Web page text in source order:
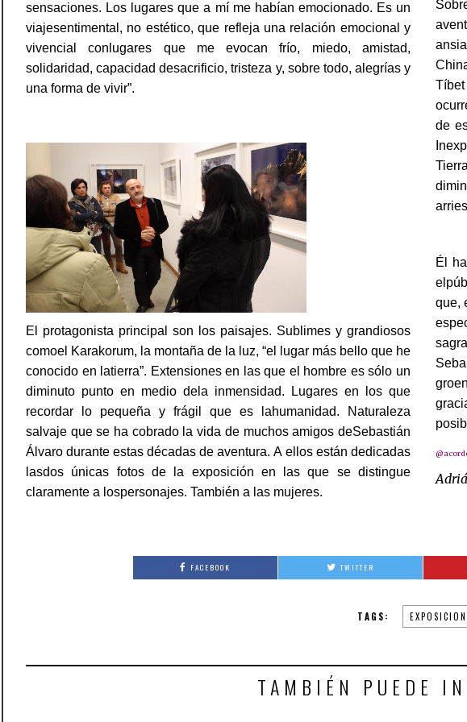
sensaciones. Los lugares que a mí me habían emocionado. Es un
viajesentimental, no estético, que refleja una relación emocional y
vivencial conlugares que me evocan frío, miedo, amistad,
solidaridad, capacidad desacrificio, tristeza y, sobre todo, alegrías y
una forma de vivir”.
El protagonista principal son los paisajes. Sublimes y grandiosos
comoel Karakorum, la montaña de la luz, “el lugar más bello que he
conocido en latierra”. Extensiones en las que el hombre es sólo un
diminuto punto en medio dela inmensidad. Lugares en los que
recordar lo pequeña y frágil que es lahumanidad. Naturaleza
salvaje que se ha cobrado la vida de muchos amigos deSebastián
Álvaro durante estas décadas de aventura. A ellos están dedicadas
lasdos únicas fotos de la exposición en las que se distingue
claramente a lospersonajes. También a las mujeres.
de
Él
que,
FACEBOOK TWITTER
TAGS:
TAMBIÉN PUEDE